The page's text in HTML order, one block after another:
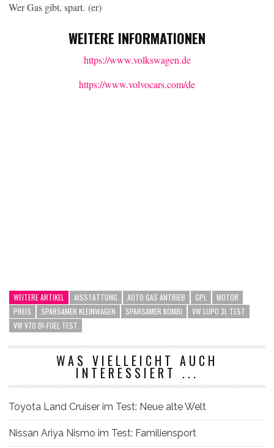
Wer Gas gibt, spart. (er)
WEITERE INFORMATIONEN
https://www.volkswagen.de
https://www.volvocars.com/de
WEITERE ARTIKEL AISSTATTUNG AUTO GAS ANTRIEB GPL
MOTOR
PREIS
SPARSAMER KLEINWAGEN SPARSAMER KOMBI
VW LUPO 3L TEST
VW V70 BI-FUEL TEST
WAS VIELLEICHT AUCH
INTERESSIERT ...
Toyota Land Cruiser im Test: Neue alte Welt
Nissan Ariya Nismo im Test: Familiensport